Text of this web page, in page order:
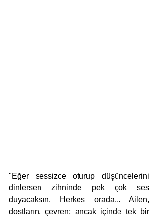
"Eğer sessizce oturup düşüncelerini
dinlersen zihninde pek çok ses
duyacaksın. Herkes orada... Ailen,
dostların, çevren; ancak içinde tek bir